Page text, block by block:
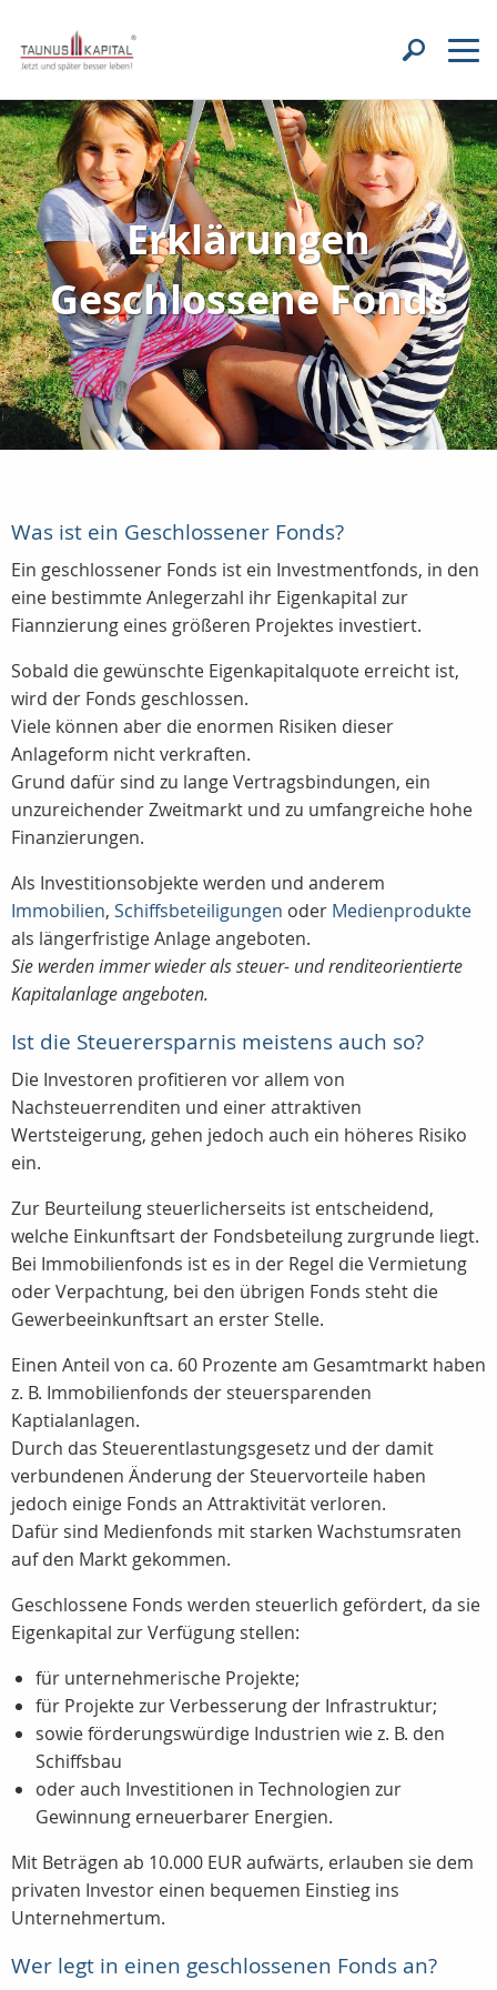
Erklärungen
Geschlossene Fonds
Was ist ein Geschlossener Fonds?
Ein geschlossener Fonds ist ein Investmentfonds, in den
eine bestimmte Anlegerzahl ihr Eigenkapital zur
Fiannzierung eines größeren Projektes investiert.
Sobald die gewünschte Eigenkapitalquote erreicht ist,
wird der Fonds geschlossen.
Viele können aber die enormen Risiken dieser
Anlageform nicht verkraften.
Grund dafür sind zu lange Vertragsbindungen, ein
unzureichender Zweitmarkt und zu umfangreiche hohe
Finanzierungen.
Als Investitionsobjekte werden und anderem
Immobilien, Schiffsbeteiligungen oder Medienprodukte
als längerfristige Anlage angeboten.
Sie werden immer wieder als steuer- und renditeorientierte
Kapitalanlage angeboten.
Ist die Steuerersparnis meistens auch so?
Die Investoren profitieren vor allem von
Nachsteuerrenditen und einer attraktiven
Wertsteigerung, gehen jedoch auch ein höheres Risiko
ein.
Zur Beurteilung steuerlicherseits ist entscheidend,
welche Einkunftsart der Fondsbeteilung zurgrunde liegt.
Bei Immobilienfonds ist es in der Regel die Vermietung
oder Verpachtung, bei den übrigen Fonds steht die
Gewerbeeinkunftsart an erster Stelle.
Einen Anteil von ca. 60 Prozente am Gesamtmarkt haben
z. B. Immobilienfonds der steuersparenden
Kaptialanlagen.
Durch das Steuerentlastungsgesetz und der damit
verbundenen Änderung der Steuervorteile haben
jedoch einige Fonds an Attraktivität verloren.
Dafür sind Medienfonds mit starken Wachstumsraten
auf den Markt gekommen.
Geschlossene Fonds werden steuerlich gefördert, da sie
Eigenkapital zur Verfügung stellen:
für unternehmerische Projekte;
für Projekte zur Verbesserung der Infrastruktur;
sowie förderungswürdige Industrien wie z. B. den
Schiffsbau
oder auch Investitionen in Technologien zur
Gewinnung erneuerbarer Energien.
Mit Beträgen ab 10.000 EUR aufwärts, erlauben sie dem
privaten Investor einen bequemen Einstieg ins
Unternehmertum.
Wer legt in einen geschlossenen Fonds an?